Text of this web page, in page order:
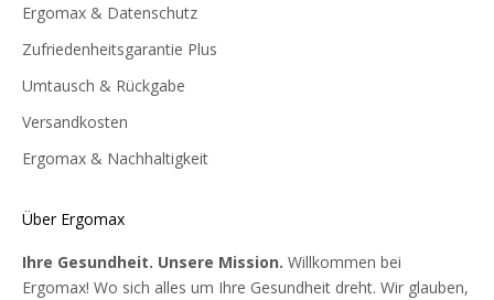
Ergomax & Datenschutz
Zufriedenheitsgarantie Plus
Umtausch & Rückgabe
Versandkosten
Ergomax & Nachhaltigkeit
Über Ergomax
Ihre Gesundheit. Unsere Mission. Willkommen bei
Ergomax! Wo sich alles um Ihre Gesundheit dreht. Wir glauben,